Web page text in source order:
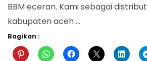
BBM eceran. Kami sebagai
kabupaten aceh …
Bagikan :